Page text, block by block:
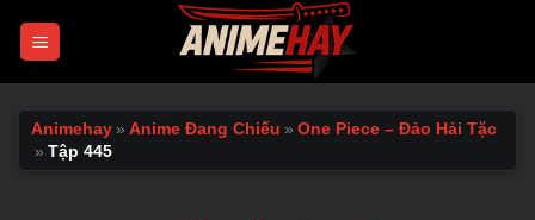
Animehay » Anime Đang Chiếu » One Piece – Đảo Hải Tặc
» Tập 445